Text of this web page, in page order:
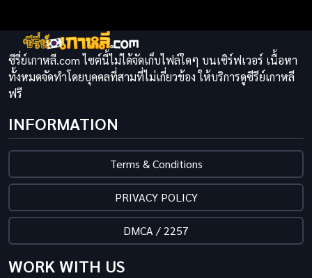
ซีรี่ย์เกาหลี.com ไซต์นี้ไม่ได้จัดเก็บไฟล์ใดๆ บนเซิร์ฟเวอร์ เนื้อหา
ทั้งหมดจัดทำโดยบุคคลที่สามที่ไม่เกี่ยวข้อง ให้บริการดูซีรีย์เกาหลี
ฟรี
INFORMATION
Terms & Conditions
PRIVACY POLICY
DMCA / 2257
WORK WITH US